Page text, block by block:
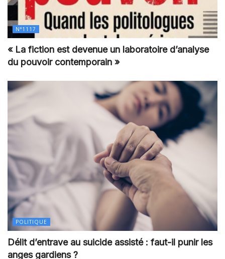
N°1117
« La fiction est devenue un laboratoire d’analyse
du pouvoir contemporain »
POLITIQUE
Délit d’entrave au suicide assisté : faut-il punir les
anges gardiens ?